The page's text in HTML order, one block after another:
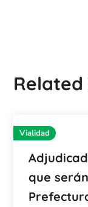
Related
Vialidad
que